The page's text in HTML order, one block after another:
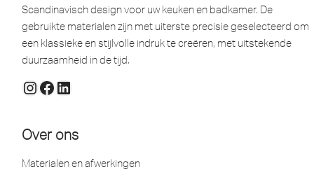
Scandinavisch design voor uw keuken en badkamer. De
gebruikte materialen zijn met uiterste precisie geselecteerd om
een ​​klassieke en stijlvolle indruk te creëren, met uitstekende
duurzaamheid in de tijd.
Over ons
Materialen en afwerkingen